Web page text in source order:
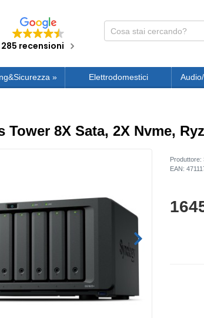
285 recensioni
» Elettrodomestici
Tower 8X Sata, 2X Nvme,
Produttore:
EAN: